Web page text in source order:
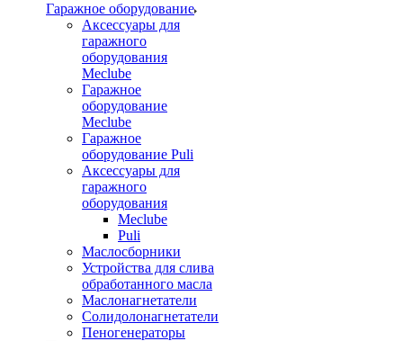
Гаражное оборудование
Аксессуары для
гаражного
оборудования
Meclube
Гаражное
оборудование
Meclube
Гаражное
оборудование Puli
Аксессуары для
гаражного
оборудования
Meclube
Puli
Маслосборники
Устройства для слива
обработанного масла
Маслонагнетатели
Солидолонагнетатели
Пеногенераторы